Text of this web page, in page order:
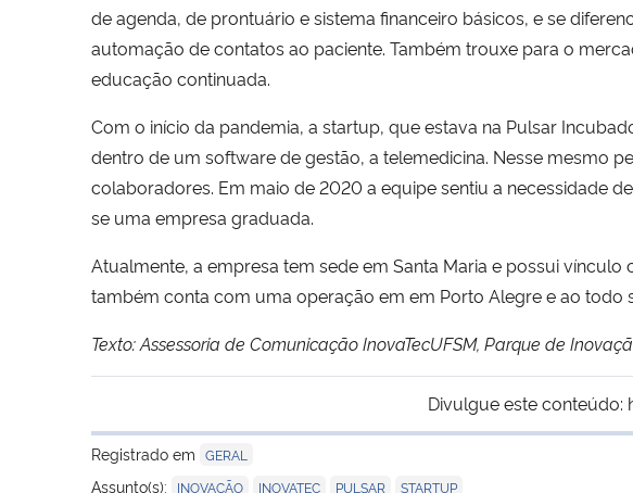
de agenda, de prontuário e sistema financeiro básicos, e se
automação de contatos ao paciente. Também trouxe para o
educação continuada.
Com o início da pandemia, a startup, que estava na Pulsar
dentro de um software de gestão, a telemedicina. Nesse mesmo
colaboradores. Em maio de 2020 a equipe sentiu a necessidade
se uma empresa graduada.
Atualmente, a empresa tem sede em Santa Maria e possui
também conta com uma operação em em Porto Alegre e ao todo
Texto: Assessoria de Comunicação InovaTecUFSM, Parque de
Divulgue este conteúdo:
Registrado em GERAL
Assunto(s): INOVAÇÃO INOVATEC PULSAR STARTUP